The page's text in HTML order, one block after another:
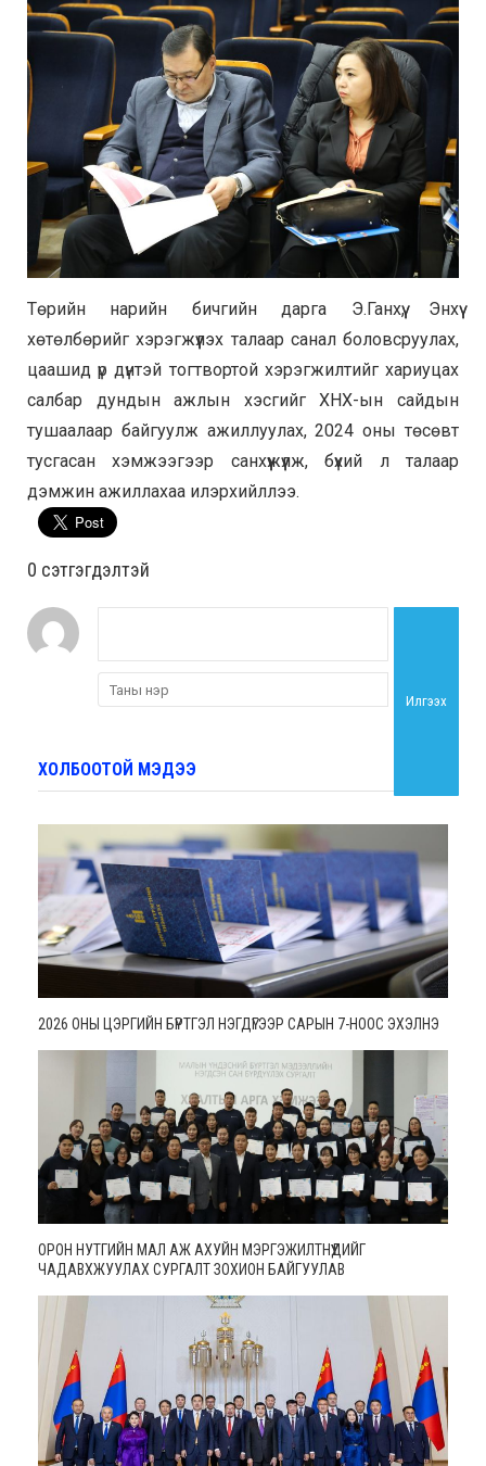
Төрийн нарийн бичгийн дарга Э.Ганхүү, Энхүү
хөтөлбөрийг хэрэгжүүлэх талаар санал боловсруулах,
цаашид үр дүнтэй тогтвортой хэрэгжилтийг хариуцах
салбар дундын ажлын хэсгийг ХНХ-ын сайдын
тушаалаар байгуулж ажиллуулах, 2024 оны төсөвт
тусгасан хэмжээгээр санхүүжүүлж, бүхий л талаар
дэмжин ажиллахаа илэрхийллээ.
0 cэтгэгдэлтэй
Илгээх
ХОЛБООТОЙ МЭДЭЭ
2026 ОНЫ ЦЭРГИЙН БҮРТГЭЛ НЭГДҮГЭЭР САРЫН 7-НООС ЭХЭЛНЭ
ОРОН НУТГИЙН МАЛ АЖ АХУЙН МЭРГЭЖИЛТНҮҮДИЙГ
ЧАДАВХЖУУЛАХ СУРГАЛТ ЗОХИОН БАЙГУУЛАВ